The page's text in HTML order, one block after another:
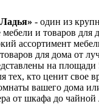
- один из
и товаров для
ассортимент
для дома от
на
тех, кто ценит свое
вашего дома
от шкафа до